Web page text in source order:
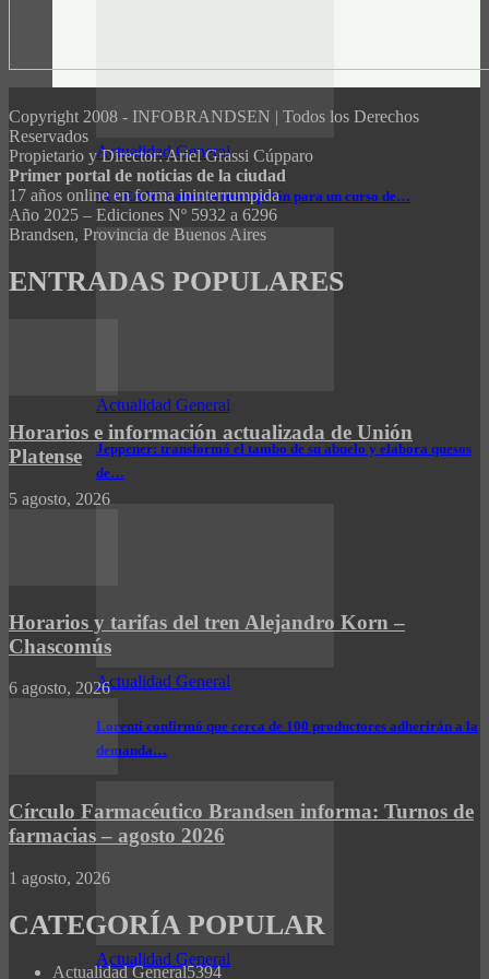
Actualidad General
El CEA N° 2 abre la inscripción para un curso de…
Actualidad General
Jeppener: transformó el tambo de su abuelo y elabora quesos
de…
Actualidad General
Lorenti confirmó que cerca de 100 productores adherirán a la
demanda…
Actualidad General
Copyright 2008 - INFOBRANDSEN | Todos los Derechos
Reservados
Propietario y Director: Ariel Grassi Cúpparo
Primer portal de noticias de la ciudad
17 años online en forma ininterrumpida
Año 2025 – Ediciones Nº 5932 a 6296
Brandsen, Provincia de Buenos Aires
ENTRADAS POPULARES
Horarios e información actualizada de Unión
Platense
5 agosto, 2026
Horarios y tarifas del tren Alejandro Korn –
Chascomús
6 agosto, 2026
Círculo Farmacéutico Brandsen informa: Turnos de
farmacias – agosto 2026
1 agosto, 2026
CATEGORÍA POPULAR
Actualidad General5394